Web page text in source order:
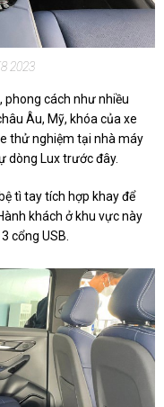
2023
phong cách như nhiều
Âu, Mỹ, khóa của xe
thử nghiệm tại nhà máy
dòng Lux trước đây.
tì tay tích hợp khay để
khách ở khu vực này
cổng USB.